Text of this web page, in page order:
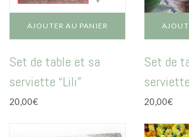
AJOUTER AU PANIER
Set de table et sa
serviette “Lili”
20,00€
Set de
20,00€